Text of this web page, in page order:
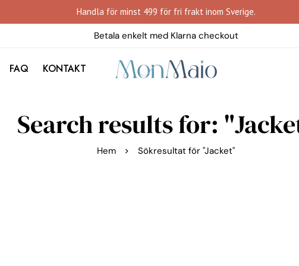
Handla för minst 499 för fri frakt inom Sverige.
Betala enkelt med Klarna checkout
FAQ KONTAKT
Search results for:
Hem Sökresultat för "Jacket"